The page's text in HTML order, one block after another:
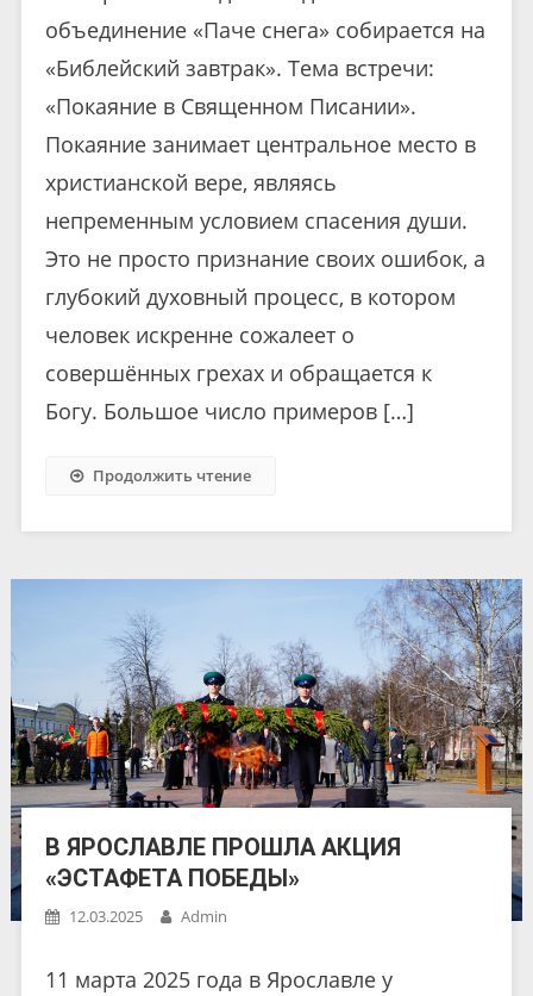
объединение «Паче снега» собирается на
«Библейский завтрак». Тема встречи:
«Покаяние в Священном Писании».
Покаяние занимает центральное место в
христианской вере, являясь
непременным условием спасения души.
Это не просто признание своих ошибок, а
глубокий духовный процесс, в котором
человек искренне сожалеет о
совершённых грехах и обращается к
Богу. Большое число примеров […]
Продолжить чтение
В ЯРОСЛАВЛЕ ПРОШЛА АКЦИЯ
«ЭСТАФЕТА ПОБЕДЫ»
12.03.2025 Admin
11 марта 2025 года в Ярославле у